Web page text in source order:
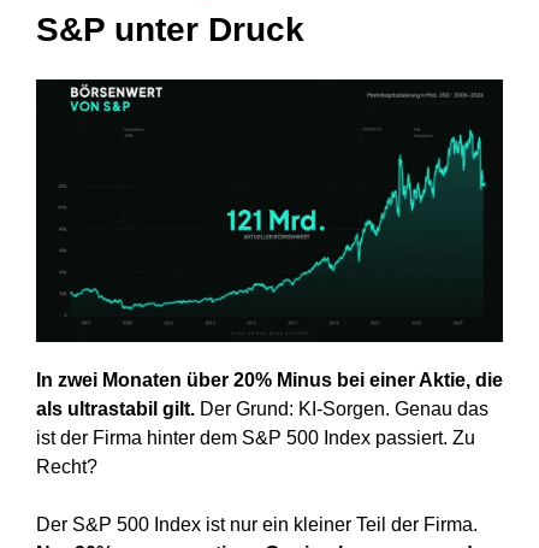
S&P unter Druck
In zwei Monaten über 20% Minus bei einer Aktie, die
als ultrastabil gilt. Der Grund: KI-Sorgen. Genau das
ist der Firma hinter dem S&P 500 Index passiert. Zu
Recht?
Der S&P 500 Index ist nur ein kleiner Teil der Firma.